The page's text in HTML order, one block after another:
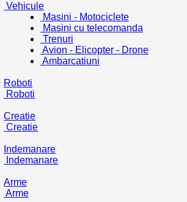
Vehicule
Masini - Motociclete
Masini cu telecomanda
Trenuri
Avion - Elicopter - Drone
Ambarcatiuni
Roboti
Roboti
Creatie
Creatie
Indemanare
Indemanare
Arme
Arme